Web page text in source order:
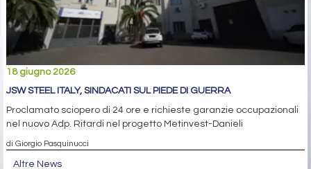
18 giugno 2026
JSW STEEL ITALY, SINDACATI SUL PIEDE DI GUERRA
Proclamato sciopero di 24 ore e richieste garanzie occupazionali
nel nuovo Adp. Ritardi nel progetto Metinvest-Danieli
di Giorgio Pasquinucci
Altre News